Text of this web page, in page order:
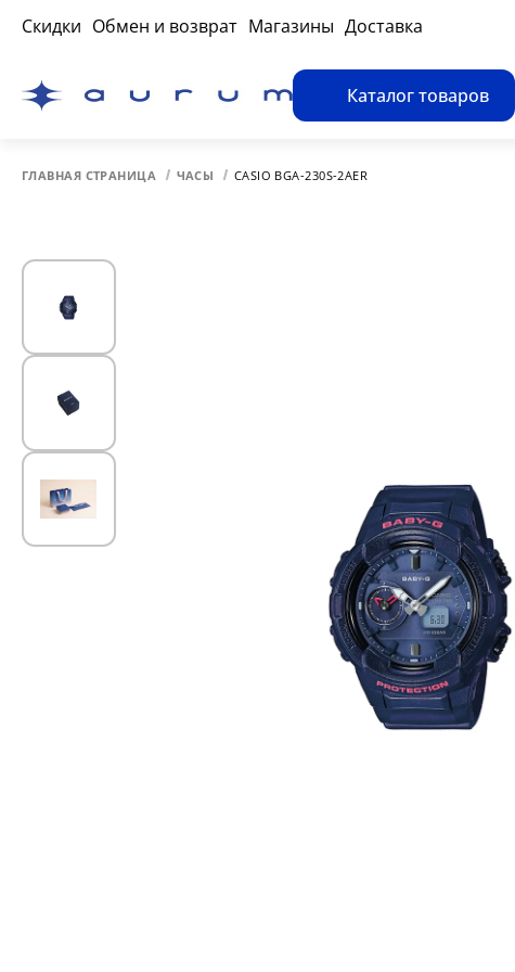
Скидки Обмен и возврат Магазины Доставка
Каталог товаров
ГЛАВНАЯ СТРАНИЦА ЧАСЫ CASIO BGA-230S-2AER